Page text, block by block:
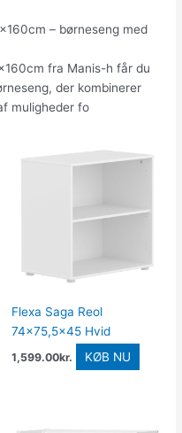
– børneseng med
fra Manis-h får du
der kombinerer
muligheder fo
Flexa Saga Reol
74×75,5×45 Hvid
1,599.00kr. KØB NU